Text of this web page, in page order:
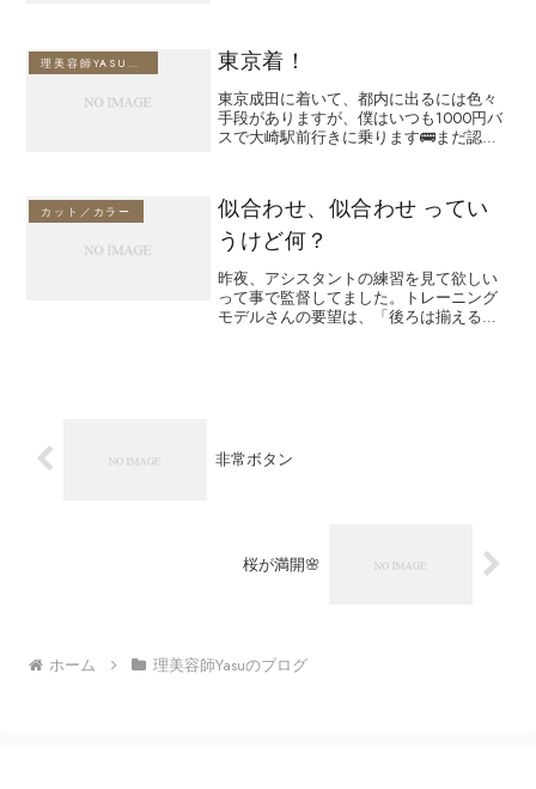
前に、既にアメリカに渡り、日本人にも
関わらずアメ...
理美容師YASUのブログ 東京着！
東京成田に着いて、都内に出るには色々
手段がありますが、僕はいつも1000円バ
スで大崎駅前行きに乗ります🚌まだ認知
し訳ない気分💦で、大崎駅について、日
本戻って最初に食べ...
カット／カラー
似合わせ、似合わせ ってい
うけど何？
昨夜、アシスタントの練習を見て欲しい
って事で監督してました。トレーニング
モデルさんの要望は、「後ろは揃えるく
非常ボタン
桜が満開🌸
ホーム 理美容師Yasuのブログ